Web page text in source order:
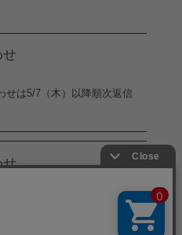
せ
は5/7（木）以降順次返信
せ
の間はお電話でのお問い合
きます。